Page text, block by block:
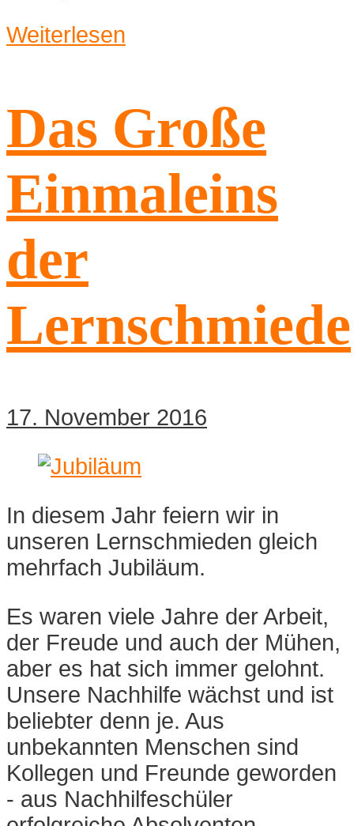
Weiterlesen
Das Große
Einmaleins
der
Lernschmiede
17. November 2016
In diesem Jahr feiern wir in
unseren Lernschmieden gleich
mehrfach Jubiläum.
Es waren viele Jahre der Arbeit,
der Freude und auch der Mühen,
aber es hat sich immer gelohnt.
Unsere Nachhilfe wächst und ist
beliebter denn je. Aus
unbekannten Menschen sind
Kollegen und Freunde geworden
- aus Nachhilfeschüler